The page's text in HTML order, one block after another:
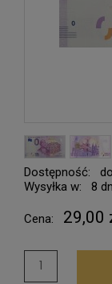
Dostępność:
Wysyłka w:
8
Cena: 29,00